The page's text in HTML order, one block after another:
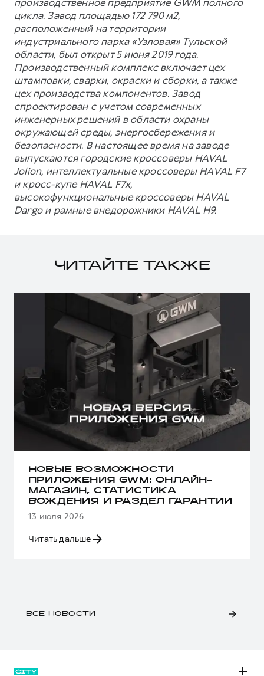
цикла. Завод площадью 172 790 м2,
расположенный на территории
индустриального парка «Узловая» Тульской
области, был открыт 5 июня 2019 года.
Производственный комплекс включает цех
штамповки, сварки, окраски и сборки, а также
цех производства компонентов. Завод
спроектирован с учетом современных
инженерных решений в области охраны
окружающей среды, энергосбережения и
безопасности. В настоящее время на заводе
выпускаются городские кроссоверы HAVAL
Jolion, интеллектуальные кроссоверы HAVAL F7
и кросс-купе HAVAL F7x,
высокофункциональные кроссоверы HAVAL
Dargo и рамные внедорожники HAVAL H9.
ЧИТАЙТЕ ТАКЖЕ
НОВЫЕ ВОЗМОЖНОСТИ
ПРИЛОЖЕНИЯ GWM: ОНЛАЙН-
МАГАЗИН, СТАТИСТИКА
ВОЖДЕНИЯ И РАЗДЕЛ ГАРАНТИИ
13 июля 2026
Читать дальше
ВСЕ НОВОСТИ